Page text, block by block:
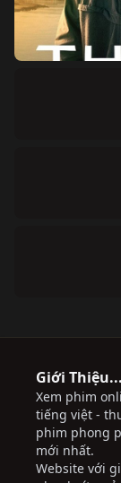
Giới Thiệu...
Xem phim
tiếng việt -
phim phong
mới nhất.
Website với